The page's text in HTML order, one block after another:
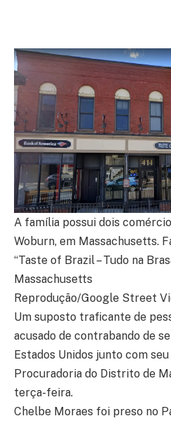
A família possui dois
Woburn, em Massachusetts.
“Taste of Brazil – Tudo na
Massachusetts
Reprodução/Google Street
Um suposto traficante de
acusado de contrabando de
Estados Unidos junto com
Procuradoria do Distrito de
terça-feira.
Chelbe Moraes foi preso no